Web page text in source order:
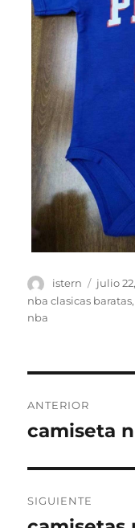
Autor
istern
el
julio
nba clasicas baratas
nba
de
ANTERIOR
Entrada
camiseta
SIGUIENTE
Entrada